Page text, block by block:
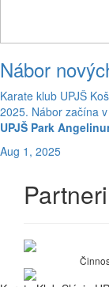
Nábor
Karate klub UPJŠ
2025. Nábor začína
UPJŠ Park
Aug 1, 2025
Partneri